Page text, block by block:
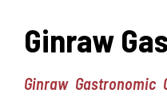
Ginraw
Ginraw